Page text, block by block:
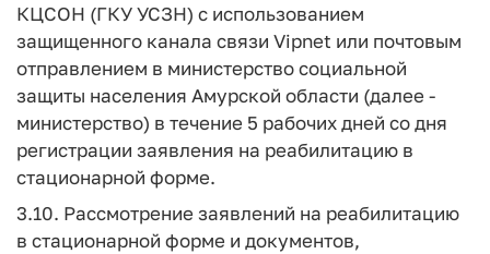
КЦСОН (ГКУ УСЗН) с использованием
защищенного канала связи Vipnet или почтовым
отправлением в министерство социальной
защиты населения Амурской области (далее -
министерство) в течение 5 рабочих дней со дня
регистрации заявления на реабилитацию в
стационарной форме.
3.10. Рассмотрение заявлений на реабилитацию
в стационарной форме и документов,